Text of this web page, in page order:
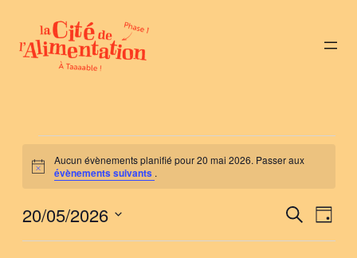
Évènements
for
20
Notice
Aucun évènements planifié pour 20 mai 2026. Passer aux
évènements suivants .
et
Recherche
Jour
20/05/2026